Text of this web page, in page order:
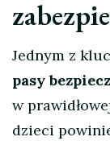
Jednym z
pasy
w
dzieci